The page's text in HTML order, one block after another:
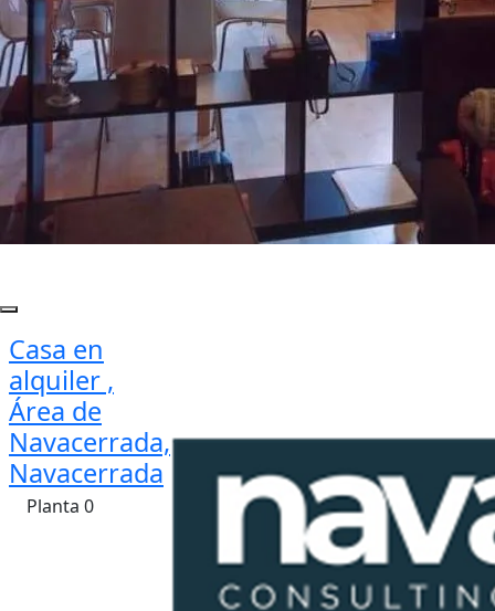
Casa en
alquiler ,
Área de
Navacerrada,
Navacerrada
Planta 0